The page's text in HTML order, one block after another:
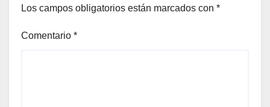
Los campos obligatorios están marcados con *
Comentario *